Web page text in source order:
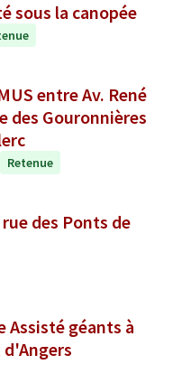
sous la canopée
entre Av. René
des Gouronnières
Retenue
des Ponts de
Assisté géants à